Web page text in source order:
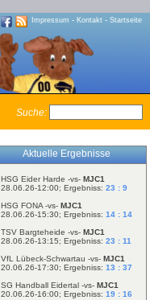
Impressum - Kontakt - Startseite
Suche:
Aktuelle Ergebnisse
HSG Eider Harde -vs- MJC1
28.06.26-12:00; Ergebniss: 23 : 9
HSG FONA -vs- MJC1
28.06.26-15:30; Ergebniss: 14 : 14
TSV Bargteheide -vs- MJC1
28.06.26-13:15; Ergebniss: 23 : 11
VfL Lübeck-Schwartau -vs- MJC1
20.06.26-17:30; Ergebniss: 13 : 37
SG Handball Eidertal -vs- MJC1
20.06.26-16:00; Ergebniss: 19 : 16